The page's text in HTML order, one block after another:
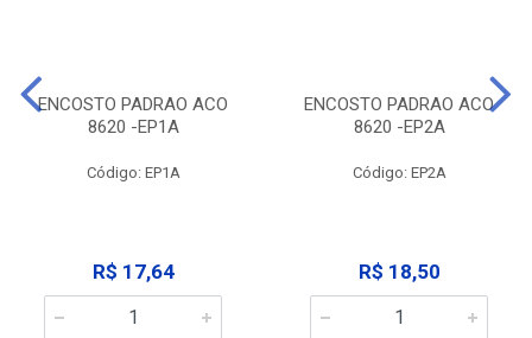
ENCOSTO PADRAO ACO
8620 -EP1A
Código: EP1A
R$ 17,64
ENCOSTO PADRAO ACO
8620 -EP2A
Código: EP2A
R$ 18,50